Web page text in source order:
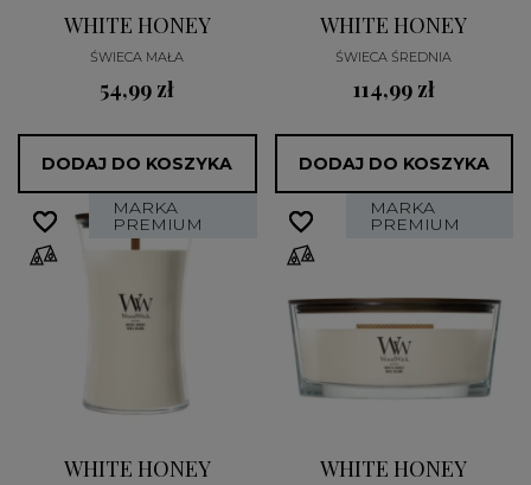
WHITE HONEY
ŚWIECA MAŁA
54,99 zł
DODAJ DO KOSZYKA
WHITE HONEY
ŚWIECA ŚREDNIA
114,99 zł
DODAJ DO KOSZYKA
MARKA
PREMIUM
WHITE HONEY
favorite_border
favorite_border MARKA
PREMIUM
WHITE HONEY
favorite_border
favorite_border